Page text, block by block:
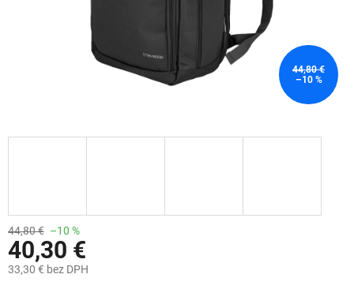
44,80 €
–10 %
44,80 € –10 %
40,30 €
33,30 € bez DPH